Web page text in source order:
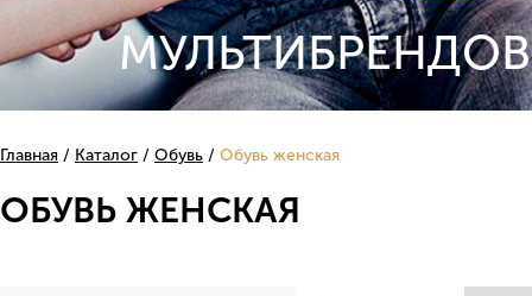
Главная Каталог Обувь Обувь женская
ОБУВЬ ЖЕНСКАЯ